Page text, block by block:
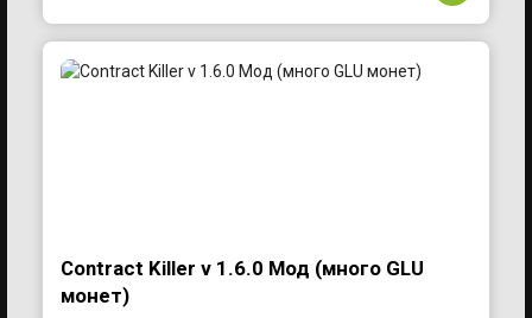
Contract Killer v 1.6.0 Мод (много GLU
монет)